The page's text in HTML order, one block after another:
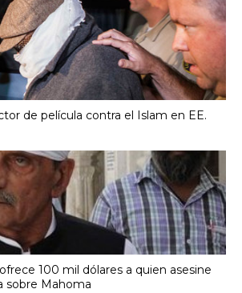
de película contra el Islam en EE.
100 mil dólares a quien asesine
sobre Mahoma